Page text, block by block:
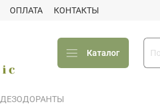
ОПЛАТА КОНТАКТЫ
Каталог
ДЕЗОДОРАНТЫ